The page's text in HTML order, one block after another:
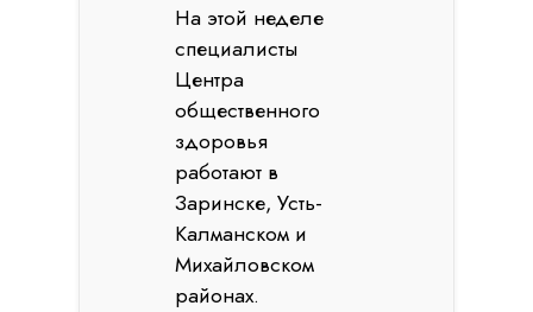
На этой неделе
специалисты
Центра
общественного
здоровья
работают в
Заринске, Усть-
Калманском и
Михайловском
районах.